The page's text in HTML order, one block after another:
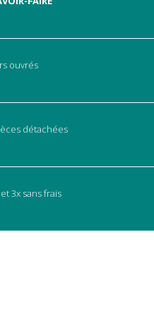
ouvrés
détachées
et 3x sans frais